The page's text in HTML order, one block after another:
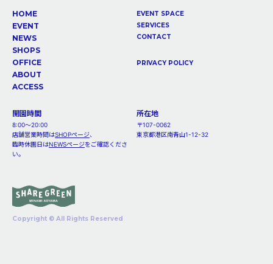
HOME
EVENT
NEWS
SHOPS
OFFICE
ABOUT
ACCESS
EVENT SPACE
SERVICES
CONTACT
PRIVACY POLICY
開園時間
8:00～20:00
店舗営業時間はSHOPページ、
臨時休園日はNEWSページをご確認くださ
い。
所在地
〒107-0062
東京都港区南青山1-12-32
Copyright © All Rights Reserved